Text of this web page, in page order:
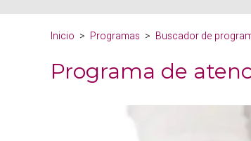
Inicio Programas Buscador de
Programa de